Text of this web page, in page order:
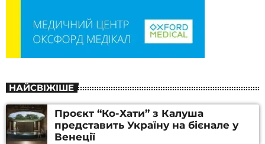
НАЙСВІЖІШЕ
Проєкт “Ко-Хати” з Калуша
представить Україну на бієнале у
Венеції